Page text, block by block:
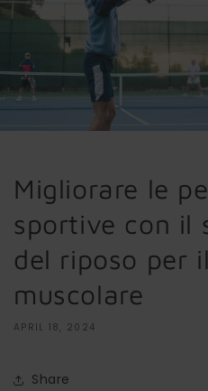
Migliorare le
sportive con il
del riposo per
muscolare
APRIL 18, 2024
Share